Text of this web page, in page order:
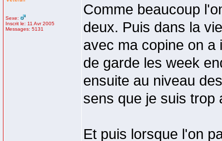
Sexe:
Inscrit le: 11 Avr 2005
Messages: 5131
Comme beaucoup
deux. Puis dans la
avec ma copine on a
de garde les week
ensuite au niveau
sens que je suis trop
Et puis lorsque l'on